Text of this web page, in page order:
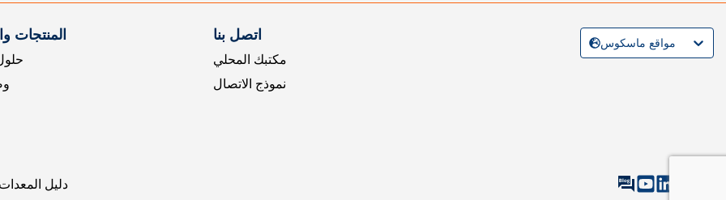
المنتجات اتصل بنا
مكتبك المحلي
نموذج الاتصال
دليل
مواقع ماسكوس